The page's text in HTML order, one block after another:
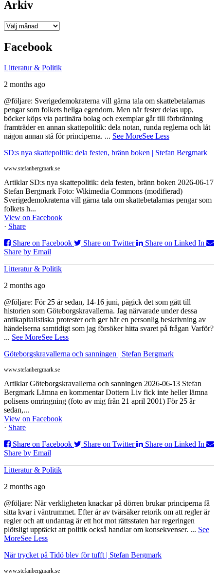
Arkiv
Arkiv
Facebook
Litteratur & Politik
2 months ago
@följare: Sverigedemokraterna vill gärna tala om skattebetalarnas
pengar som folkets heliga egendom. Men när fester delas upp,
böcker köps via partinära bolag och exemplar går till förbränning
framträder en annan skattepolitik: dela notan, runda reglerna och låt
någon annan stå för principerna. ... See MoreSee Less
SD:s nya skattepolitik: dela festen, bränn boken | Stefan Bergmark
www.stefanbergmark.se
Artiklar SD:s nya skattepolitik: dela festen, bränn boken 2026-06-17
Stefan Bergmark Foto: Wikimedia Commons (modifierad)
Sverigedemokraterna vill gärna tala om skattebetalarnas pengar som
folkets h...
View on Facebook
· Share
Share on Facebook
Share on Twitter
Share on Linked In
Share by Email
Litteratur & Politik
2 months ago
@följare: För 25 år sedan, 14-16 juni, pågick det som gått till
historien som Göteborgskravallerna. Jag närvarade under dessa
antikapitalistiska protester och ger här en personlig beskrivning av
händelserna samtidigt som jag försöker hitta svaret på frågan Varför?
... See MoreSee Less
Göteborgskravallerna och sanningen | Stefan Bergmark
www.stefanbergmark.se
Artiklar Göteborgskravallerna och sanningen 2026-06-13 Stefan
Bergmark Lämna en kommentar Dottern Liv fick inte heller lämna
polisens omringning (foto av mig från 21 april 2001) För 25 år
sedan,...
View on Facebook
· Share
Share on Facebook
Share on Twitter
Share on Linked In
Share by Email
Litteratur & Politik
2 months ago
@följare: När verkligheten knackar på dörren brukar principerna få
sitta kvar i väntrummet. Efter år av tvärsäker retorik om att regler är
regler och att undantag är ett hot mot rättsstaten har regeringen
plötsligt upptäckt att politik också handlar om konsekvenser. ... See
MoreSee Less
När trycket på Tidö blev för tufft | Stefan Bergmark
www.stefanbergmark.se